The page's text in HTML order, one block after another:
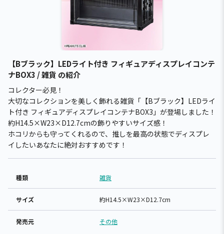
【Bブラック】LEDライト付き フィギュアディスプレイコンテ
ナBOX3 / 雑貨 の紹介
コレクター必見！
大切なコレクションを美しく飾れる雑貨「【Bブラック】LEDライ
ト付き フィギュアディスプレイコンテナBOX3」が登場しました！
約H14.5×W23×D12.7cmの飾りやすいサイズ感！
ホコリからも守ってくれるので、推しを最高の状態でディスプレ
イしたいあなたに絶対おすすめです！
種類 雑貨
サイズ 約H14.5×W23×D12.7cm
発売元 その他